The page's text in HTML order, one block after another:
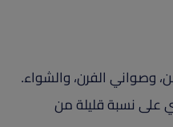
وصواني الفرن، والشواء.
على نسبة قليلة من